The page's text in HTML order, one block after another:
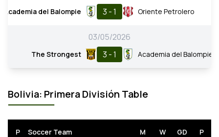
Academia del Balompie 3 - 1 Oriente Petrolero
03/05/2026
The Strongest 3 - 1 Academia del Balompie
Bolivia: Primera División Table
P Soccer Team M W GD P